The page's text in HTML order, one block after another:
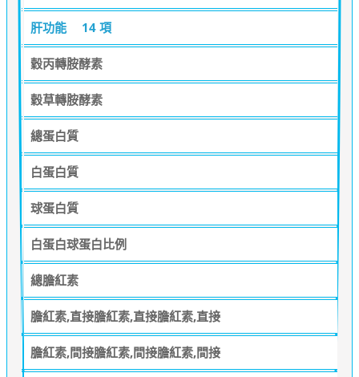
肝功能 14 項
穀丙轉胺酵素
穀草轉胺酵素
總蛋白質
白蛋白質
球蛋白質
白蛋白球蛋白比例
總膽紅素
膽紅素,直接膽紅素,直接膽紅素,直接
膽紅素,間接膽紅素,間接膽紅素,間接